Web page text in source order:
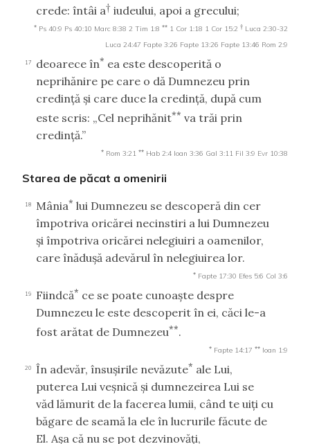
crede: întâi a† iudeului, apoi a grecului;
* Ps 40:9 Ps 40:10 Marc 8:38 2 Tim 1:8 ** 1 Cor 1:18 1 Cor 15:2 † Luca 2:30-32
Luca 24:47 Fapte 3:26 Fapte 13:26 Fapte 13:46 Rom 2:9
17 deoarece în* ea este descoperită o
neprihănire pe care o dă Dumnezeu prin
credinţă şi care duce la credinţă, după cum
este scris: „Cel neprihănit** va trăi prin
credinţă.”
* Rom 3:21 ** Hab 2:4 Ioan 3:36 Gal 3:11 Fil 3:9 Evr 10:38
Starea de păcat a omenirii
18 Mânia* lui Dumnezeu se descoperă din cer
împotriva oricărei necinstiri a lui Dumnezeu
şi împotriva oricărei nelegiuiri a oamenilor,
care înăduşă adevărul în nelegiuirea lor.
* Fapte 17:30 Efes 5:6 Col 3:6
19 Fiindcă* ce se poate cunoaşte despre
Dumnezeu le este descoperit în ei, căci le-a
fost arătat de Dumnezeu**.
* Fapte 14:17 ** Ioan 1:9
20 În adevăr, însuşirile nevăzute* ale Lui,
puterea Lui veşnică şi dumnezeirea Lui se
văd lămurit de la facerea lumii, când te uiţi cu
băgare de seamă la ele în lucrurile făcute de
El. Aşa că nu se pot dezvinovăţi,